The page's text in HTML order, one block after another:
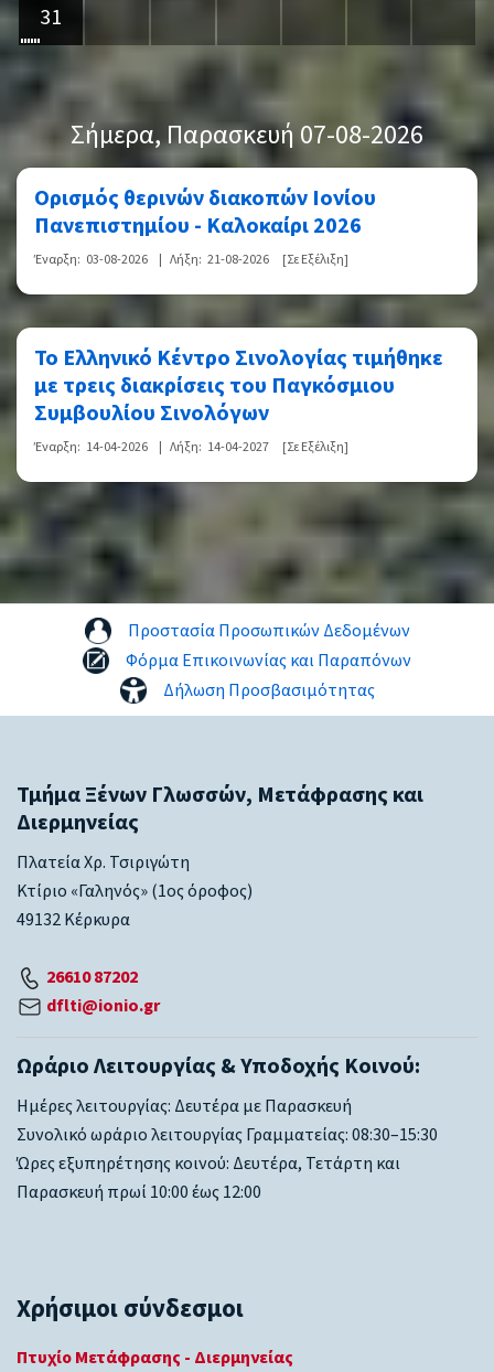
31
Σήμερα, Παρασκευή 07-08-2026
Ορισμός θερινών διακοπών Ιονίου
Πανεπιστημίου - Καλοκαίρι 2026
Έναρξη: 03-08-2026 | Λήξη: 21-08-2026 [Σε Εξέλιξη]
Το Ελληνικό Κέντρο Σινολογίας τιμήθηκε
με τρεις διακρίσεις του Παγκόσμιου
Συμβουλίου Σινολόγων
Έναρξη: 14-04-2026 | Λήξη: 14-04-2027 [Σε Εξέλιξη]
Προστασία Προσωπικών Δεδομένων
Φόρμα Επικοινωνίας και Παραπόνων
Δήλωση Προσβασιμότητας
Τμήμα Ξένων Γλωσσών, Μετάφρασης και
Διερμηνείας
Πλατεία Χρ. Τσιριγώτη
Κτίριο «Γαληνός» (1ος όροφος)
49132 Κέρκυρα
26610 87202
dflti@ionio.gr
Ωράριο Λειτουργίας & Υποδοχής Κοινού:
Ημέρες λειτουργίας: Δευτέρα με Παρασκευή
Συνολικό ωράριο λειτουργίας Γραμματείας: 08:30–15:30
Ώρες εξυπηρέτησης κοινού: Δευτέρα, Τετάρτη και
Παρασκευή πρωί 10:00 έως 12:00
Χρήσιμοι σύνδεσμοι
Πτυχίο Μετάφρασης - Διερμηνείας